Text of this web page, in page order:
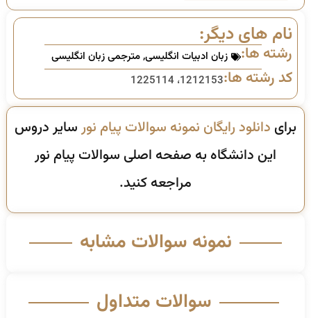
نام های دیگر:
رشته ها: زبان ادبیات انگلیسی,مترجمی زبان انگلیسی
کد رشته ها:1212153، 1225114
برای دانلود رایگان نمونه سوالات پیام نورسایر دروس
این دانشگاه به صفحه اصلی سوالات پیام نور
مراجعه کنید.
نمونه سوالات مشابه
سوالات متداول